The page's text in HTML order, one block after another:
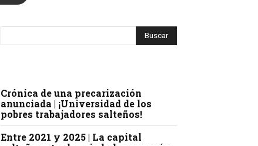
Crónica de una precarización
anunciada | ¡Universidad de los
pobres trabajadores salteños!
Entre 2021 y 2025 | La capital